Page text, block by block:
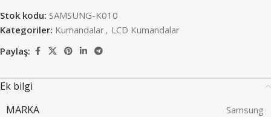
Stok kodu: SAMSUNG-K010
Kategoriler: Kumandalar, LCD Kumandalar
Paylaş:
Ek bilgi
MARKA
Samsung